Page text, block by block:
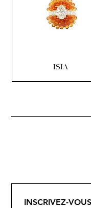
ISIA
INSCRIVEZ-